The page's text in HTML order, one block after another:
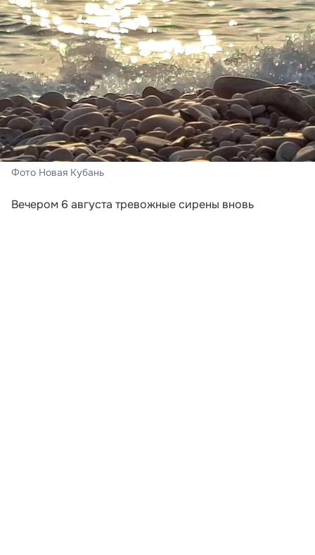
Фото Новая Кубань
Вечером 6 августа тревожные сирены вновь